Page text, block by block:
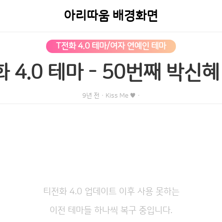
아리따움 배경화면
T전화 4.0 테마/여자 연예인 테마
4.0 테마 - 50번째 박신
9년 전 · Kiss Me ♥ ·
티전화 4.0 업데이트 이후 사용 못하는
이전 테마들 하나씩 복구 중입니다.